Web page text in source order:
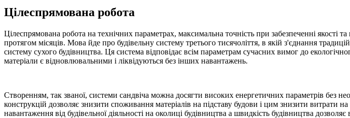
Цілеспрямована робота
Цілеспрямована робота на технічних параметрах, максимальна точність при забезпеченні якості
протягом місяців. Мова йде про будівельну систему третього тисячоліття, в якій з'єднання
систему сухого будівництва. Ця система відповідає всім параметрам сучасних вимог до
матеріали є відновлювальними і ліквідуються без інших навантажень.
Створенням, так званої, системи сандвіча можна досягти високих енергетичних параметрів без
конструкцій дозволяє знизити споживання матеріалів на підставу будови і цим знизити витрати
навантаження від будівельної діяльності на околиці будівництва а швидкість будівництва